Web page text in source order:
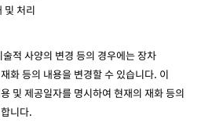
및 처리
적 사양의 변경 등의 경우에는 장차
화 등의 내용을 변경할 수 있습니다. 이
및 제공일자를 명시하여 현재의 재화 등의
니다.